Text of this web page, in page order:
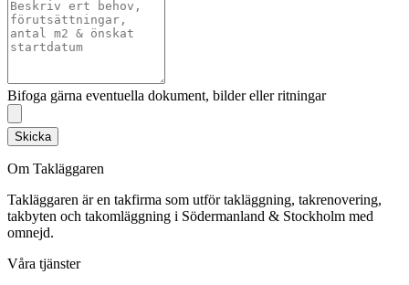
Bifoga gärna eventuella dokument, bilder eller ritningar
Skicka
Om Takläggaren
Takläggaren är en takfirma som utför takläggning, takrenovering,
takbyten och takomläggning i Södermanland & Stockholm med
omnejd.
Våra tjänster